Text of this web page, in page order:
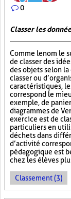
0
Classer les
Comme le nom le
de classer des
des objets selon
classer ou
caractéristiques,
correspond le
exemple, de
diagrammes de
exercice est de
particuliers en
déchets dans
d’activité
pédagogique est
chez les élèves
Classement (3)